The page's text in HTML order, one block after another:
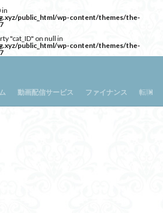
in
public_html/wp-content/themes/the-
"cat_ID" on null in
public_html/wp-content/themes/the-
動画配信サービス ファイナンス 転職・